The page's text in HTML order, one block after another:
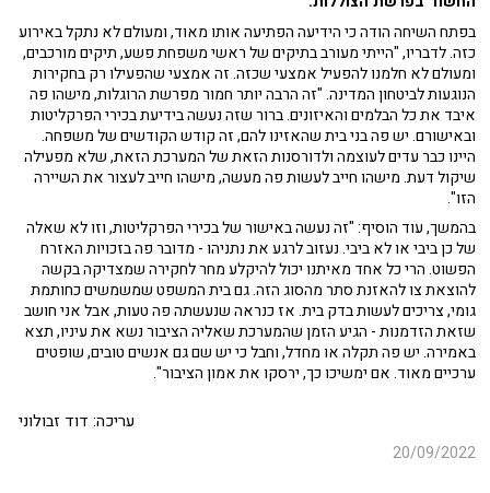
בפתח השיחה הודה כי הידיעה הפתיעה אותו מאוד, ומעולם לא נתקל באירוע
כזה. לדבריו, "הייתי מעורב בתיקים של ראשי משפחת פשע, תיקים מורכבים,
ומעולם לא חלמנו להפעיל אמצעי שכזה. זה אמצעי שהפעילו רק בחקירות
הנוגעות לביטחון המדינה. "זה הרבה יותר חמור מפרשת הרוגלות, מישהו פה
איבד את כל הבלמים והאיזונים. ברור שזה נעשה בידיעת בכירי הפרקליטות
ובאישורם. יש פה בני בית שהאזינו להם, זה קודש הקודשים של משפחה.
היינו כבר עדים לעוצמה ולדורסנות הזאת של המערכת הזאת, שלא מפעילה
שיקול דעת. מישהו חייב לעשות פה מעשה, מישהו חייב לעצור את השיירה
הזו".
בהמשך, עוד הוסיף: "זה נעשה באישור של בכירי הפרקליטות, וזו לא שאלה
של כן ביבי או לא ביבי. נעזוב לרגע את נתניהו - מדובר פה בזכויות האזרח
הפשוט. הרי כל אחד מאיתנו יכול להיקלע מחר לחקירה שמצדיקה בקשה
להוצאת צו להאזנת סתר מהסוג הזה. גם בית המשפט שמשמשים כחותמת
גומי, צריכים לעשות בדק בית. אז כנראה שנעשתה פה טעות, אבל אני חושב
שזאת הזדמנות - הגיע הזמן שהמערכת שאליה הציבור נשא את עיניו, תצא
באמירה. יש פה תקלה או מחדל, וחבל כי יש שם גם אנשים טובים, שופטים
ערכיים מאוד. אם ימשיכו כך, ירסקו את אמון הציבור".
עריכה: דוד זבולוני
20/09/2022